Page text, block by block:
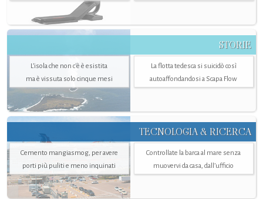
STORIE
L’isola che non c'è è esistita
ma è vissuta solo cinque mesi
La flotta tedesca si suicidò così
autoaffondandosi a Scapa Flow
TECNOLOGIA & RICERCA
Cemento mangiasmog, per avere
porti più puliti e meno inquinati
Controllate la barca al mare senza
muovervi da casa, dall’ufficio